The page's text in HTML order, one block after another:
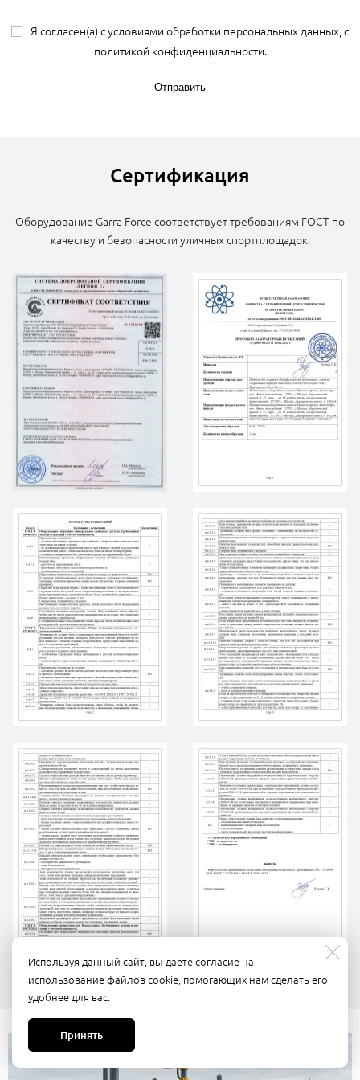
Используя данный сайт, вы даете согласие на
использование файлов cookie, помогающих нам сделать его
удобнее для вас.
Принять
Я согласен(а) сусловиями обработки персональных данных , с
политикой конфиденциальности.
Отправить
Сертификация
Оборудование Garra Force соответствует требованиям ГОСТ по
качеству и безопасности уличных спортплощадок.